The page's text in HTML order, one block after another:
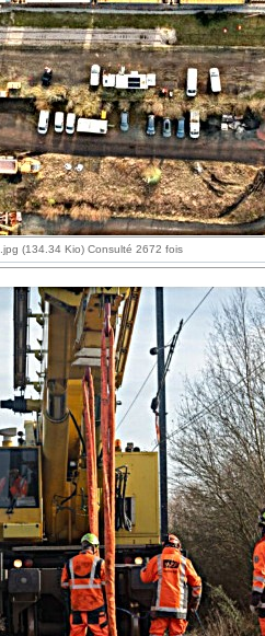
(134.34 Kio) Consulté 2672 fois